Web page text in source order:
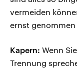
vermeiden
ernst
Kapern: Wenn
Trennung